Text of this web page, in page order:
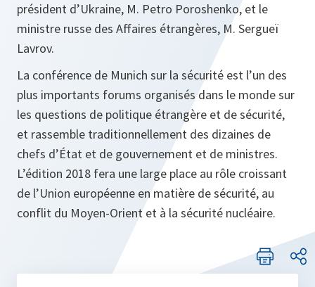
président d’Ukraine, M. Petro Poroshenko, et le
ministre russe des Affaires étrangères, M. Sergueï
Lavrov.
La conférence de Munich sur la sécurité est l’un des
plus importants forums organisés dans le monde sur
les questions de politique étrangère et de sécurité,
et rassemble traditionnellement des dizaines de
chefs d’État et de gouvernement et de ministres.
L’édition 2018 fera une large place au rôle croissant
de l’Union européenne en matière de sécurité, au
conflit du Moyen-Orient et à la sécurité nucléaire.